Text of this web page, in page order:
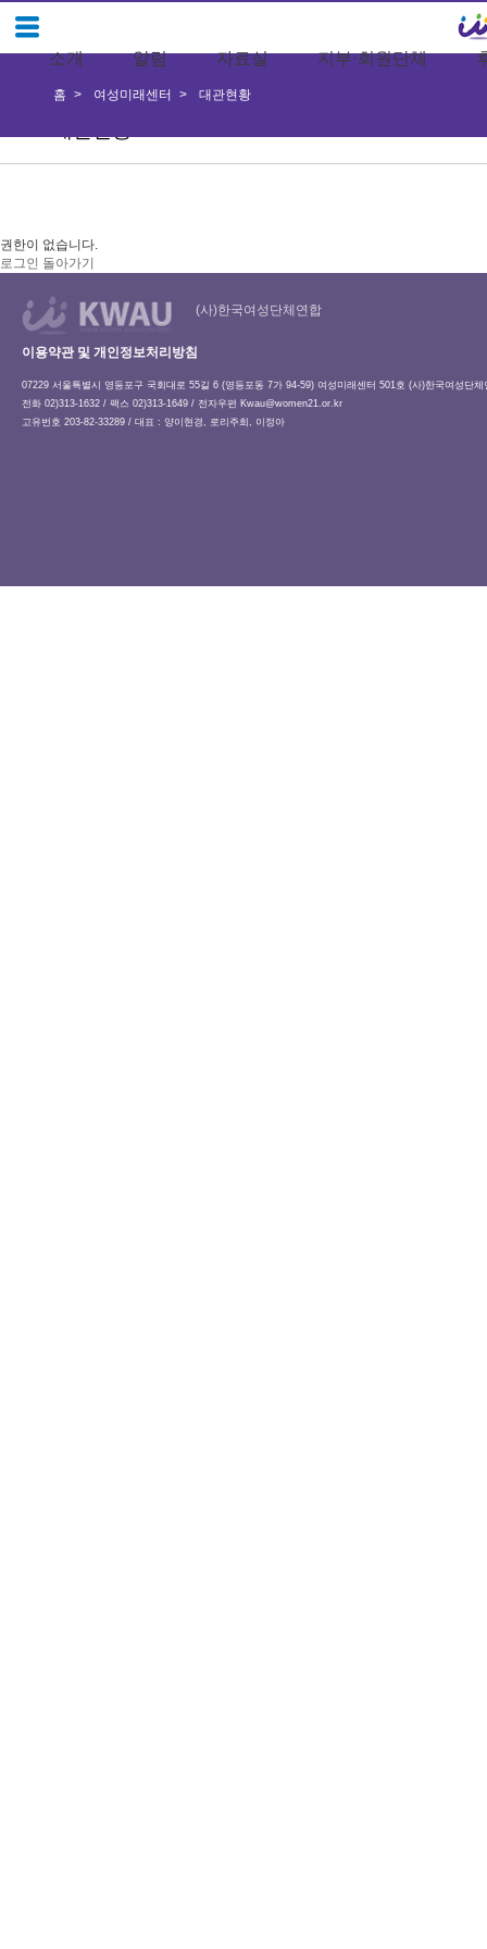
소개 알림 자료실 지부·회원단체
홈 여성미래센터 대관현황
권한이 없습니다.
로그인 돌아가기
(사)한국여성단체연합
이용약관 및 개인정보처리방침
07229 서울특별시 영등포구 국회대로 55길 6 (영등포동 7가 94-59) 여성미래센터 501호 (사)한국여성단체
전화 02)313-1632 / 팩스 02)313-1649 / 전자우편 Kwau@women21.or.kr
고유번호 203-82-33289 / 대표 : 양이현경, 로리주희, 이정아